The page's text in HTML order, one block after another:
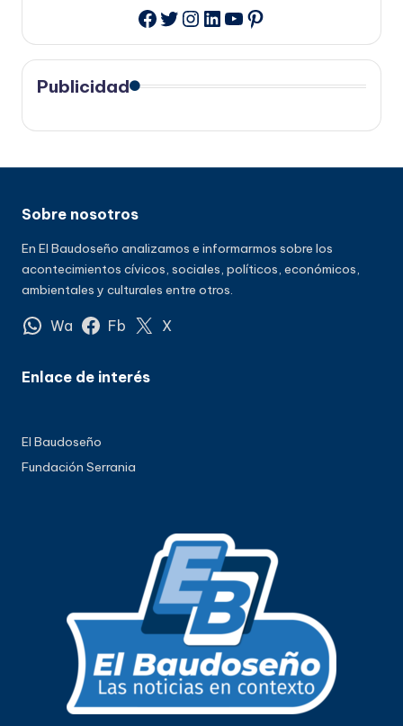
Facebook
Twitter
Instagram
LinkedIn
YouTube
Pinterest
Publicidad
Sobre nosotros
En El Baudoseño analizamos e informarmos sobre los
acontecimientos cívicos, sociales, políticos, económicos,
ambientales y culturales entre otros.
Wa Fb X
Enlace de interés
El Baudoseño
Fundación Serrania